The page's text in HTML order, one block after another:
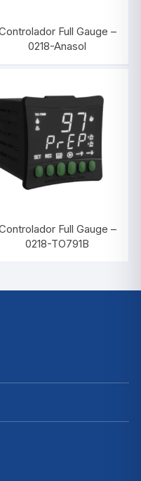
Full Gauge –
0218-Anasol
Full Gauge –
0218-TO791B